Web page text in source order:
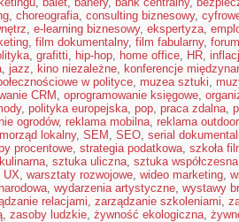
, choreografia, consulting biznesowy,
, e-learning biznesowy, ekspertyza,
, film dokumentalny, film fabularny,
, grafitti, hip-hop, home office, HR,
, jazz, kino niezależne, konferencje
w polityce, muzea sztuki,
CRM, oprogramowanie księgowe,
, polityka europejska, pop, praca zdalna,
ogrodów, reklama mobilna, reklama outdoor
lokalny, SEM , SEO, serial
procentowe, strategia podatkowa, szkoła
, sztuka uliczna, sztuka współczesna
UX, warsztaty rozwojowe, wideo marketing,
, wydarzenia artystyczne, wystawy
relacjami, zarządzanie szkoleniami,
, zasoby ludzkie, żywność ekologiczna,